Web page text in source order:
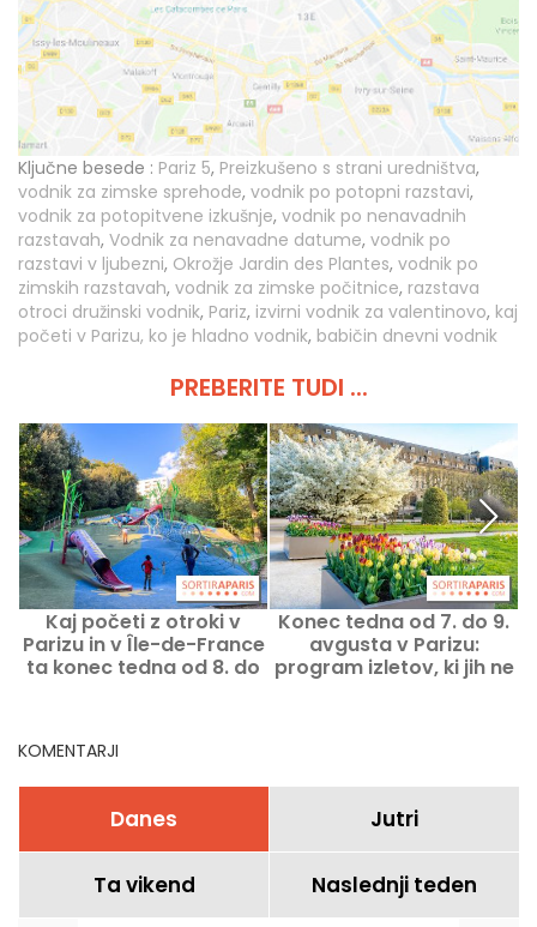
Ključne besede : Pariz 5, Preizkušeno s strani uredništva,
vodnik za zimske sprehode, vodnik po potopni razstavi,
vodnik za potopitvene izkušnje, vodnik po nenavadnih
razstavah, Vodnik za nenavadne datume, vodnik po
razstavi v ljubezni, Okrožje Jardin des Plantes, vodnik po
zimskih razstavah, vodnik za zimske počitnice, razstava
otroci družinski vodnik, Pariz, izvirni vodnik za valentinovo, kaj
početi v Parizu, ko je hladno vodnik, babičin dnevni vodnik
PREBERITE TUDI ...
Kaj početi z otroki v
Parizu in v Île-de-France
ta konec tedna od 8. do
Konec tedna od 7. do 9.
avgusta v Parizu:
program izletov, ki jih ne
KOMENTARJI
Danes Jutri
Ta vikend Naslednji teden